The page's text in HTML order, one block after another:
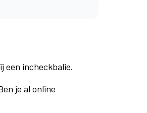
een incheckbalie.
je al online